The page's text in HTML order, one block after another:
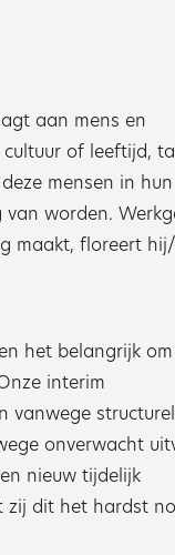
aan mens en
of leeftijd,
mensen in hun
worden.
maakt, floreert
het belangrijk
interim
vanwege
onverwacht
nieuw tijdelijk
zij dit het hardst